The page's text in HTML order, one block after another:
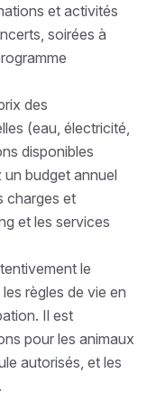
et activités
soirées à
des
(eau, électricité,
disponibles
budget annuel
charges et
et les services
le
règles de vie en
Il est
pour les animaux
autorisés, et les